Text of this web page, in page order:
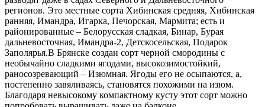
регионов. Это местные сорта Хибинская средняя, Хибинская
ранняя, Имандра, Игарка, Печорская, Мармита; есть и
районированные – Белорусская сладкая, Бинар, Бурая
дальневосточная, Имандра-2, Детскосельская, Подарок
Заполярья.В Брянске создан сорт черной смородины с
необычайно сладкими ягодами, высокозимостойкий,
раносозревающий – Изюмная. Ягоды его не осыпаются, а,
постепенно завяливаясь, становятся похожими на изюм.
Благодаря невысокому компактному кусту этот сорт можно